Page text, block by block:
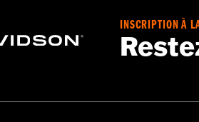
avec tout le matériel de montage
INSCRIPTION À